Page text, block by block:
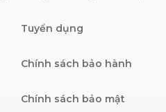
Tuyển dụng
Chính sách bảo hành
Chính sách bảo mật